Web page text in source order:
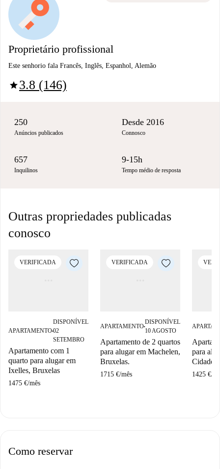
Proprietário profissional
Este senhorio fala Francês, Inglês, Espanhol, Alemão
star3.8 (146)
250
Anúncios publicados
Desde 2016
Connosco
657
Inquilinos
9-15h
Tempo médio de resposta
Outras propriedades publicadas
conosco
VERIFICADA
APARTAMENTO■
DISPONÍVEL
02
SETEMBRO
Apartamento com 1
quarto para alugar em
Ixelles, Bruxelas
1475 €/mês
VERIFICADA
APARTAMENTO■
DISPONÍVEL
10 AGOSTO
Apartamento de 2 quartos
para alugar em Machelen,
Bruxelas.
1715 €/mês
para
Cidade
1425 €/
Como reservar